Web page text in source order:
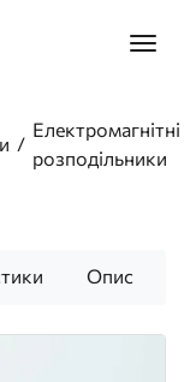
Електромагнітні
розподільники
Опис